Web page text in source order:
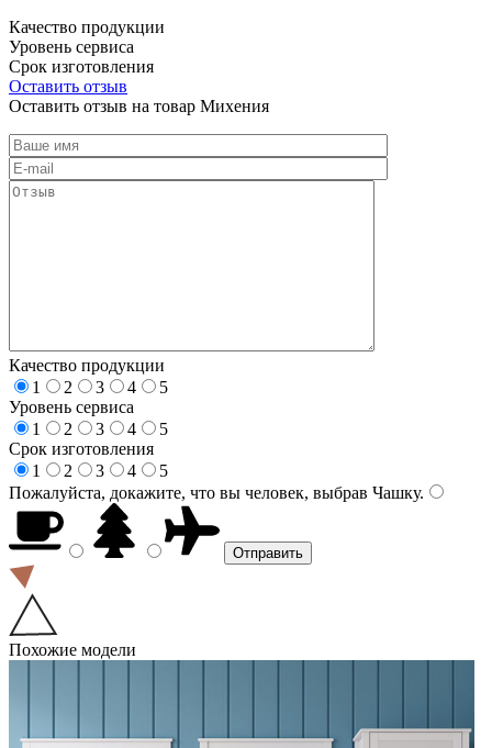
Качество продукции
Уровень сервиса
Срок изготовления
Оставить отзыв
Оставить отзыв на товар Михения
Качество продукции
1
2 3 4
5
Уровень сервиса
1
2 3 4
5
Срок изготовления
1
2 3 4
5
Пожалуйста, докажите, что вы человек, выбрав Чашку.
Похожие модели